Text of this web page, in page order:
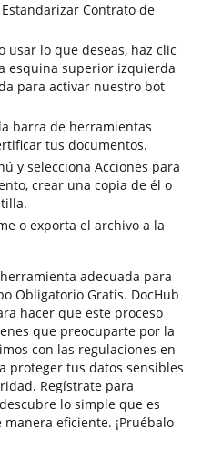
Contrato de
usar lo que deseas, haz clic
esquina superior izquierda
para activar nuestro bot
barra de herramientas
tus documentos.
y selecciona Acciones para
crear una copia de él o
o exporta el archivo a la
adecuada para
Obligatorio Gratis. DocHub
hacer que este proceso
que preocuparte por la
con las regulaciones en
proteger tus datos sensibles
Regístrate para
lo simple que es
eficiente. ¡Pruébalo